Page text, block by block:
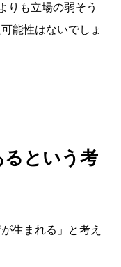
りも立場の弱そう
能性はないでしょ
るという考
生まれる」と考え